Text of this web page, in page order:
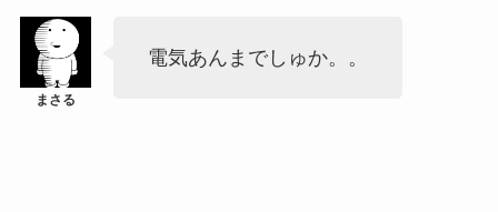
電気あんまでしゅか。。